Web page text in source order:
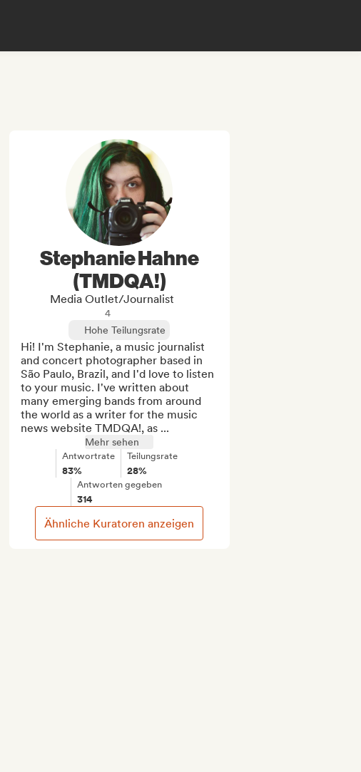
Stephanie Hahne
(TMDQA!)
Media Outlet/Journalist
4
Hohe Teilungsrate
Hi! I'm Stephanie, a music journalist
and concert photographer based in
São Paulo, Brazil, and I'd love to listen
to your music. I've written about
many emerging bands from around
the world as a writer for the music
news website TMDQA!, as ...
Mehr sehen
Antwortrate
83%
Teilungsrate
28%
Antworten gegeben
314
Ähnliche Kuratoren anzeigen